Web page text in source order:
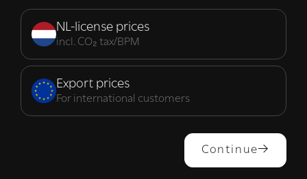
NL-license prices
incl. CO₂ tax/BPM
Export prices
For international customers
Continue
Strikt
noodzakelijk
Prestatie Targeting
ALLES ACCEPTEREN